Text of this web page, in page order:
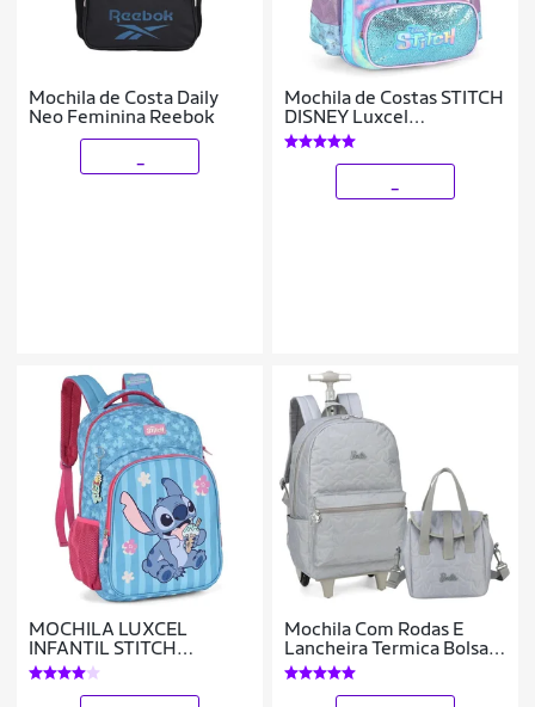
Mochila de Costa Daily
Neo Feminina Reebok
Mochila de Costas STITCH
DISNEY Luxcel
IS42411SC Azul
MOCHILA LUXCEL
INFANTIL STITCH
MS50101SC
Mochila Com Rodas E
Lancheira Termica Bolsa
Juvenil Barbie